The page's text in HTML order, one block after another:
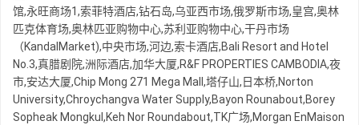
馆,永旺商场1,索菲特酒店,钻石岛,乌亚西市场,俄罗斯市场,皇宫,奥林
匹克体育场,奥林匹亚购物中心,苏利亚购物中心,干丹市场
（KandalMarket),中央市场,河边,索卡酒店,Bali Resort and Hotel
No.3,真腊剧院,洲际酒店,加华大厦,R&F PROPERTIES CAMBODIA,夜
市,安达大厦,Chip Mong 271 Mega Mall,塔仔山,日本桥,Norton
University,Chroychangva Water Supply,Bayon Rounabout,Borey
Sopheak Mongkul,Keh Nor Roundabout,TK广场,Morgan EnMaison